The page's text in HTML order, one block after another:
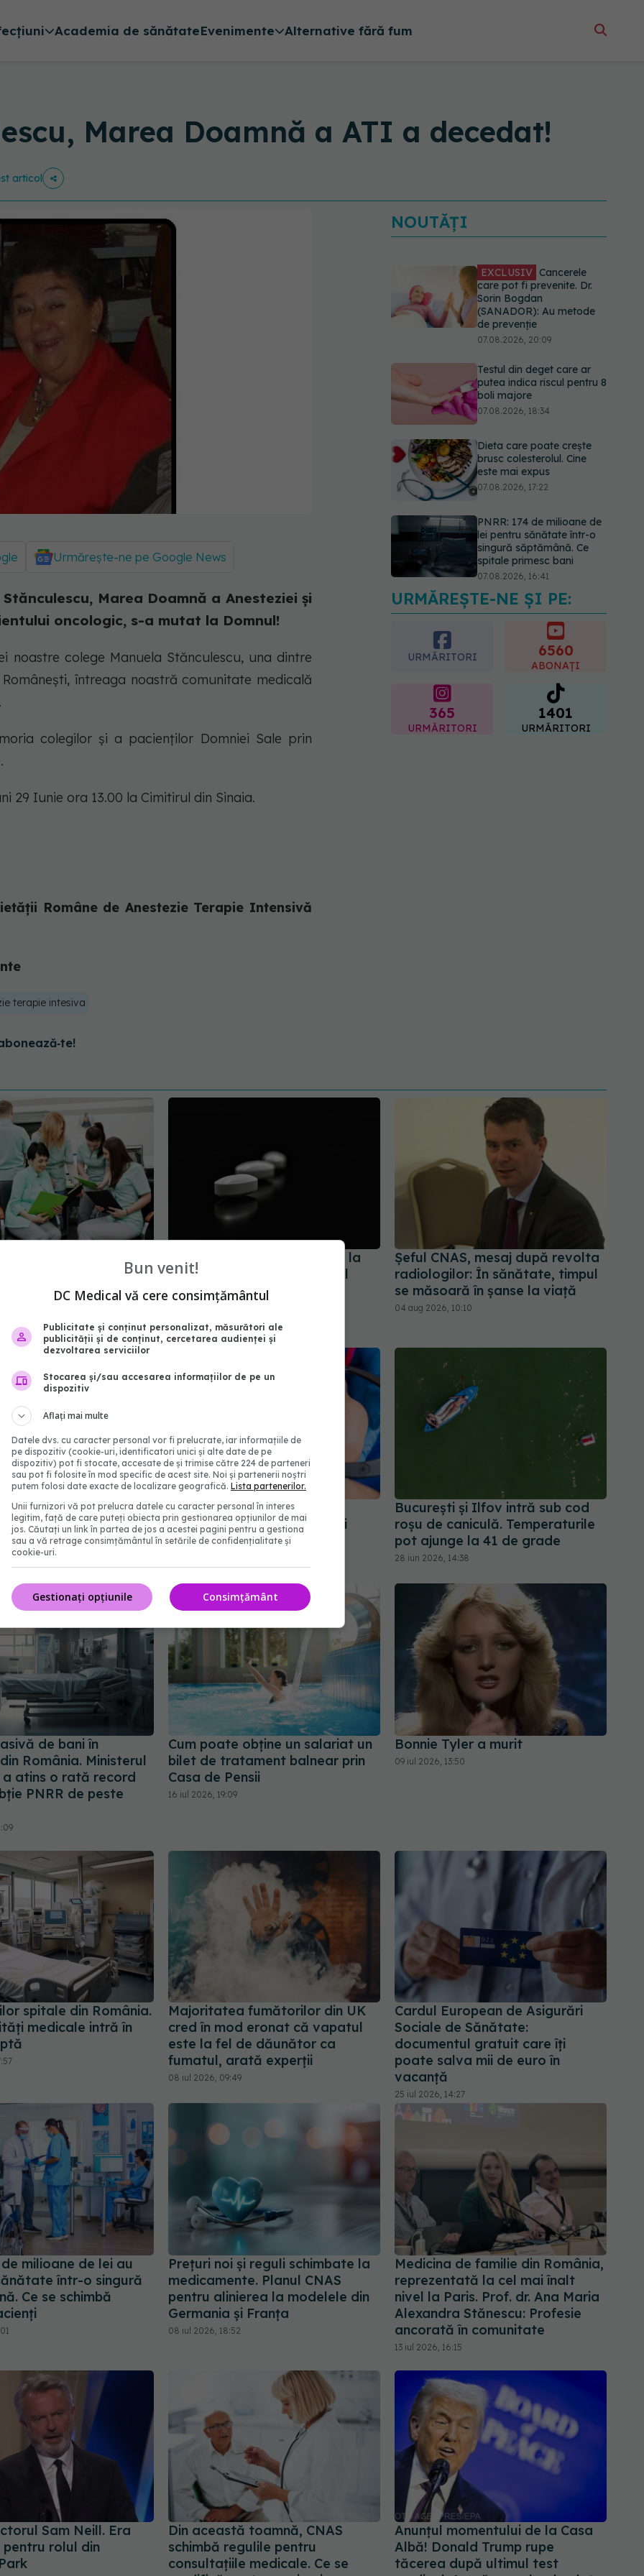
Academia de sănătateEvenimente Alternative fără fum
Marea Doamnă a ATI a decedat!
articol
Urmărește-ne pe Google News
Marea Doamnă a Anesteziei și
oncologic, s-a mutat la Domnul!
noastre colege Manuela Stănculescu, una dintre
întreaga noastră comunitate medicală
colegilor și a pacienților Domniei Sale prin
29 Iunie ora 13.00 la Cimitirul din Sinaia.
Române de Anestezie Terapie Intensivă
terapie intesiva
NOUTĂȚI
EXCLUSIV Cancerele
care pot fi prevenite. Dr.
Sorin Bogdan
(SANADOR): Au metode
de prevenție
07.08.2026, 20:09
Testul din deget care ar
putea indica riscul pentru 8
boli majore
07.08.2026, 18:34
Dieta care poate crește
brusc colesterolul. Cine
este mai expus
07.08.2026, 17:22
PNRR: 174 de milioane de
lei pentru sănătate într-o
singură săptămână. Ce
spitale primesc bani
07.08.2026, 16:41
Ce spune culoarea ta
preferată despre vârsta
pe care o ai. Care este
"codul cromatic" al
URMĂREȘTE-NE ȘI PE:
URMĂRITORI 6560
ABONAȚI
365
URMĂRITORI
1401
URMĂRITORI
în spitalele și
țară. Unde se
medicali și
Colebil și Panzcebil, blocate la
vânzare în România. Anunțul
făcut de Biofarm
Șeful CNAS, mesaj după revolta
radiologilor: În sănătate, timpul
se măsoară în șanse la viață
04 aug 2026, 10:10
digitală: cum
intraoral
pacientului și precizia
dentare
Cât costă un aparat dentar
pentru adulți: tipuri și prețuri
2026
București și Ilfov intră sub cod
roșu de caniculă. Temperaturile
pot ajunge la 41 de grade
28 iun 2026, 14:38
de bani în
România. Ministerul
atins o rată record
PNRR de peste
Cum poate obține un salariat un
bilet de tratament balnear prin
Casa de Pensii
16 iul 2026, 19:09
Bonnie Tyler a murit
09 iul 2026, 13:50
spitale din România.
medicale intră în
Majoritatea fumătorilor din UK
cred în mod eronat că vapatul
este la fel de dăunător ca
fumatul, arată experții
08 iul 2026, 09:49
Cardul European de Asigurări
Sociale de Sănătate:
documentul gratuit care îți
poate salva mii de euro în
vacanță
25 iul 2026, 14:27
milioane de lei au
într-o singură
Ce se schimbă
Prețuri noi și reguli schimbate la
medicamente. Planul CNAS
pentru alinierea la modelele din
Germania și Franța
08 iul 2026, 18:52
Medicina de familie din România,
reprezentată la cel mai înalt
nivel la Paris. Prof. dr. Ana Maria
Alexandra Stănescu: Profesie
ancorată în comunitate
13 iul 2026, 16:15
Sam Neill. Era
rolul din
Din această toamnă, CNAS
schimbă regulile pentru
consultațiile medicale. Ce se
Anunțul momentului de la Casa
Albă! Donald Trump rupe
tăcerea după ultimul test
Bun venit!
DC Medical vă cere consimțământul
Publicitate și conținut personalizat, măsurători ale
publicității și de conținut, cercetarea audienței și
dezvoltarea serviciilor
Stocarea și/sau accesarea informațiilor de pe un
dispozitiv
Aflați mai multe
Datele dvs. cu caracter personal vor fi prelucrate, iar informațiile de
pe dispozitiv (cookie-uri, identificatori unici și alte date de pe
dispozitiv) pot fi stocate, accesate de și trimise către 224 de parteneri
sau pot fi folosite în mod specific de acest site. Noi și partenerii noștri
putem folosi date exacte de localizare geografică. Lista partenerilor.
Unii furnizori vă pot prelucra datele cu caracter personal în interes
legitim, față de care puteți obiecta prin gestionarea opțiunilor de mai
jos. Căutați un link în partea de jos a acestei pagini pentru a gestiona
sau a vă retrage consimțământul în setările de confidențialitate și
cookie-uri.
Consimțământ
Gestionați opțiunile